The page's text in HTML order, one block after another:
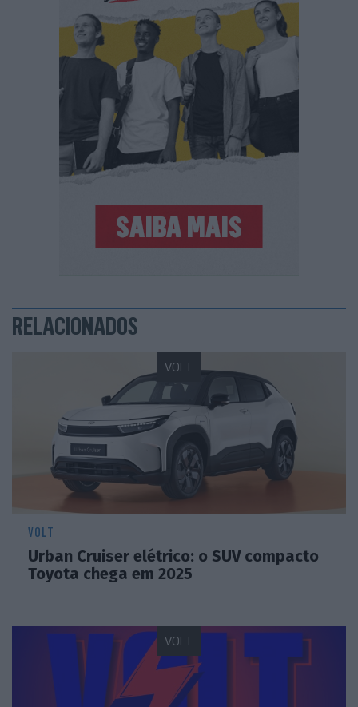
RELACIONADOS
VOLT
VOLT
Urban Cruiser elétrico: o SUV compacto
Toyota chega em 2025
VOLT